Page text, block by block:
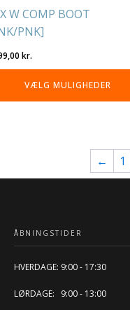
W COMP BOOT
PNK]
kr.
VÆLG MULIGHEDER
← 1
ÅBNINGSTIDER
HVERDAGE: 9:00 - 17:30
LØRDAGE: 9:00 - 13:00